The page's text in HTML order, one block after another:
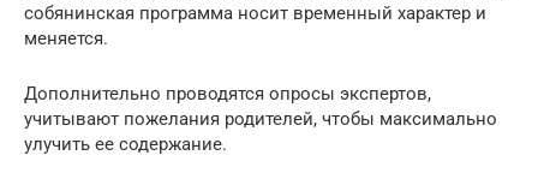
собянинская программа носит временный характер и
меняется.
Дополнительно проводятся опросы экспертов,
учитывают пожелания родителей, чтобы максимально
улучить ее содержание.